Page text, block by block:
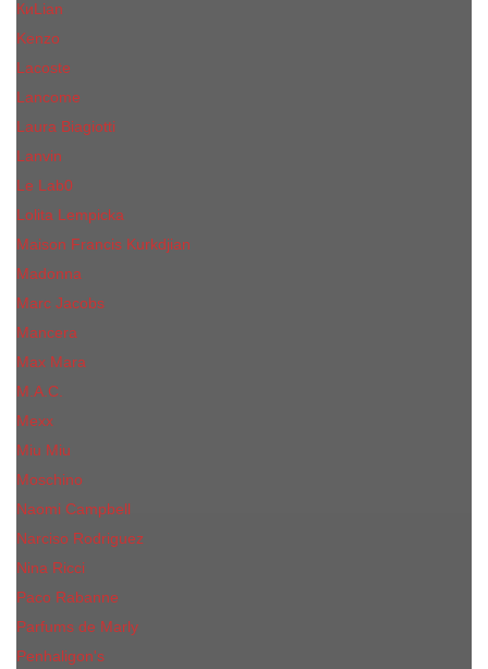
КиLian
Kenzo
Lacoste
Lancome
Laura Biagiotti
Lanvin
Lе Lab0
Lolita Lempicka
Maison Francis Kurkdjian
Madonna
Marc Jacobs
Mancera
Max Mara
M.А.C.
Mexx
Miu Miu
Mоsсhino
Naomi Campbell
Narciso Rodriguez
Nina Ricci
Paco Rabanne
Parfums de Marly
Penhaligon's